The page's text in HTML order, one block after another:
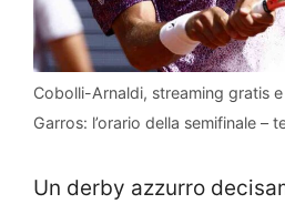
Cobolli-Arnaldi, streaming gratis
Garros: l’orario della semifinale –
Un derby azzurro